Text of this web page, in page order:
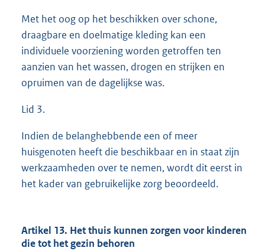
Met het oog op het beschikken over schone,
draagbare en doelmatige kleding kan een
individuele voorziening worden getroffen ten
aanzien van het wassen, drogen en strijken en
opruimen van de dagelijkse was.
Lid 3.
Indien de belanghebbende een of meer
huisgenoten heeft die beschikbaar en in staat zijn
werkzaamheden over te nemen, wordt dit eerst in
het kader van gebruikelijke zorg beoordeeld.
Artikel 13. Het thuis kunnen zorgen voor kinderen
die tot het gezin behoren